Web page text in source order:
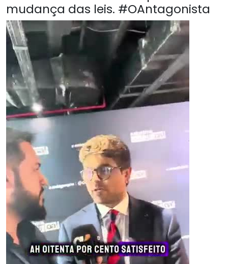
mudança das leis. #OAntagonista